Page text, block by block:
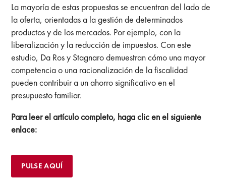
La mayoría de estas propuestas se encuentran del lado de
la oferta, orientadas a la gestión de determinados
productos y de los mercados. Por ejemplo, con la
liberalización y la reducción de impuestos. Con este
estudio, Da Ros y Stagnaro demuestran cómo una mayor
competencia o una racionalización de la fiscalidad
pueden contribuir a un ahorro significativo en el
presupuesto familiar.
Para leer el artículo completo, haga clic en el siguiente
enlace:
PULSE AQUÍ